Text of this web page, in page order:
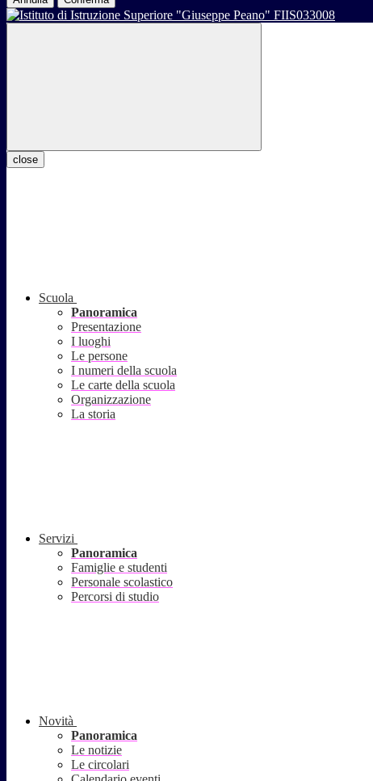
close
Scuola
Panoramica
Presentazione
I luoghi
Le persone
I numeri della scuola
Le carte della scuola
Organizzazione
La storia
Servizi
Panoramica
Famiglie e studenti
Personale scolastico
Percorsi di studio
Novità
Panoramica
Le notizie
Le circolari